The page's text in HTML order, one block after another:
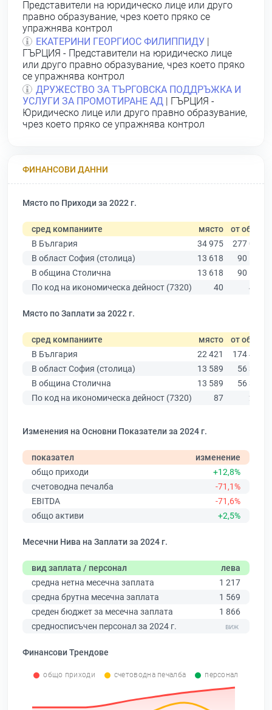
Представители на юридическо лице или друго
правно образувание, чрез което пряко се
упражнява контрол
ЕКАТЕРИНИ ГЕОРГИОС ФИЛИППИДУ
ГЪРЦИЯ - Представители на юридическо лице
или друго правно образувание, чрез което пряко
се упражнява контрол
ДРУЖЕСТВО ЗА ТЪРГОВСКА ПОДДРЪЖКА И
УСЛУГИ ЗА ПРОМОТИРАНЕ АД | ГЪРЦИЯ -
Юридическо лице или друго правно образувание,
чрез което пряко се упражнява контрол
ФИНАНСОВИ ДАННИ
Място по Приходи за 2022 г.
сред компаниите място от общо
В България
34 975
277 019
В област София (столица)
13 618
90 178
В община Столична
13 618
90 178
По код на икономическа дейност (7320)
40 425
Място по Заплати за 2022 г.
сред компаниите място от общо
В България
22 421
174 403
В област София (столица)
13 589
56 378
В община Столична
13 589
56 378
По код на икономическа дейност (7320)
87 218
Изменения на Основни Показатели за 2024 г.
показател
изменение
общо приходи
+12,8%
счетоводна печалба
-71,1%
EBITDA
-71,6%
общо активи
+2,5%
Месечни Нива на Заплати за 2024 г.
вид заплата / персонал
лева
средна нетна месечна заплата
1 217
средна брутна месечна заплата
1 569
среден бюджет за месечна заплата
1 866
средносписъчен персонал за 2024 г.
Финансови Трендове
общо приходи счетоводна печалба персонал